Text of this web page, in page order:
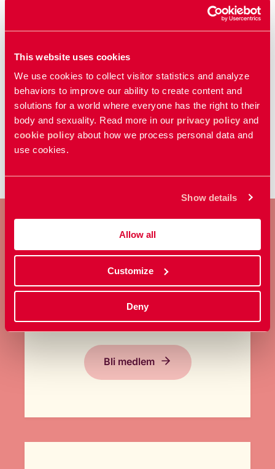
This website uses cookies
We use cookies to collect visitor statistics and analyze
behaviors to improve our ability to create content and
solutions for a world where everyone has the right to their
body and sexuality. Read more in our privacy policy and
cookie policy about how we process personal data and
use cookies.
Show details
Allow all
Customize
Deny
Uppdaterad:01 apr 2026
Relaterat
RFSU lanserar unik rapport om kusinäktenskap i
Sverige
BLI MEDLEM
Ta ställning för allas rätt att
bestämma över sin kropp och
sexualitet.
Bli medlem